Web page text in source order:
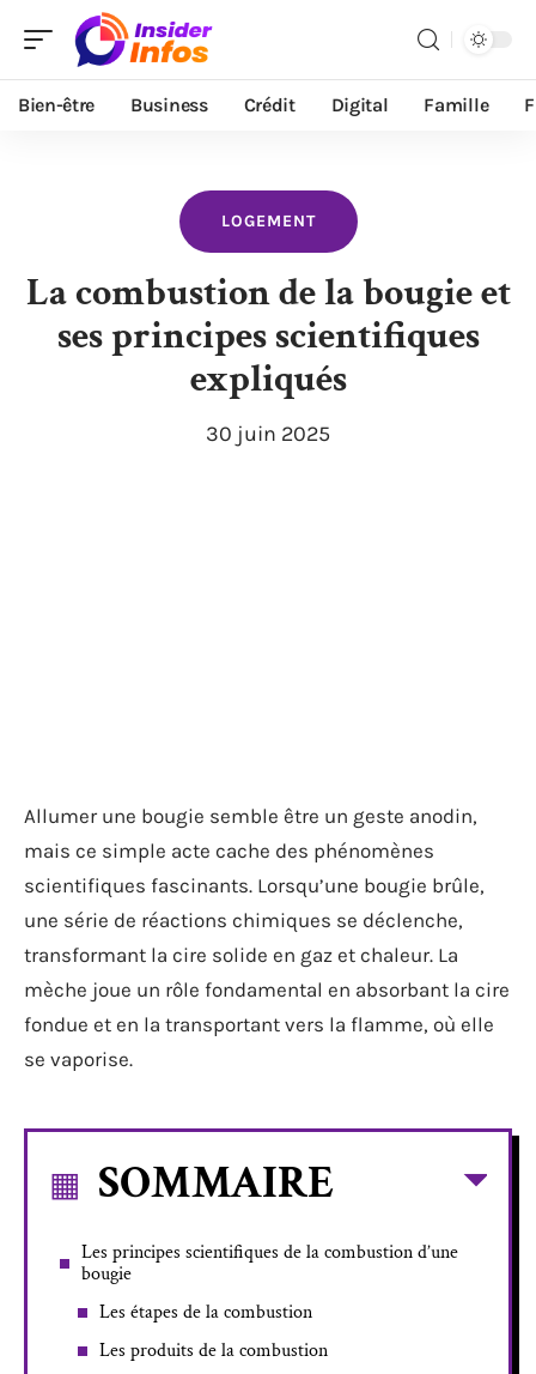
Bien-être Business Crédit Digital Famille
LOGEMENT
La combustion de la bougie et
ses principes scientifiques
expliqués
30 juin 2025
Allumer une bougie semble être un geste anodin,
mais ce simple acte cache des phénomènes
scientifiques fascinants. Lorsqu’une bougie brûle,
une série de réactions chimiques se déclenche,
transformant la cire solide en gaz et chaleur. La
mèche joue un rôle fondamental en absorbant la cire
fondue et en la transportant vers la flamme, où elle
se vaporise.
SOMMAIRE
Les principes scientifiques de la combustion d’une
bougie
Les étapes de la combustion
Les produits de la combustion